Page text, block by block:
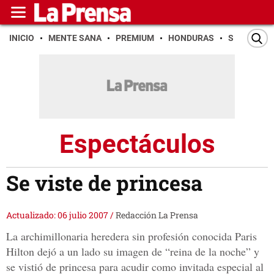
INICIO MENTE SANA PREMIUM HONDURAS SAN PEDRO
Espectáculos
Se viste de princesa
Actualizado: 06 julio 2007/Redacción La Prensa
La archimillonaria heredera sin profesión conocida Paris
Hilton dejó a un lado su imagen de “reina de la noche” y
se vistió de princesa para acudir como invitada especial al